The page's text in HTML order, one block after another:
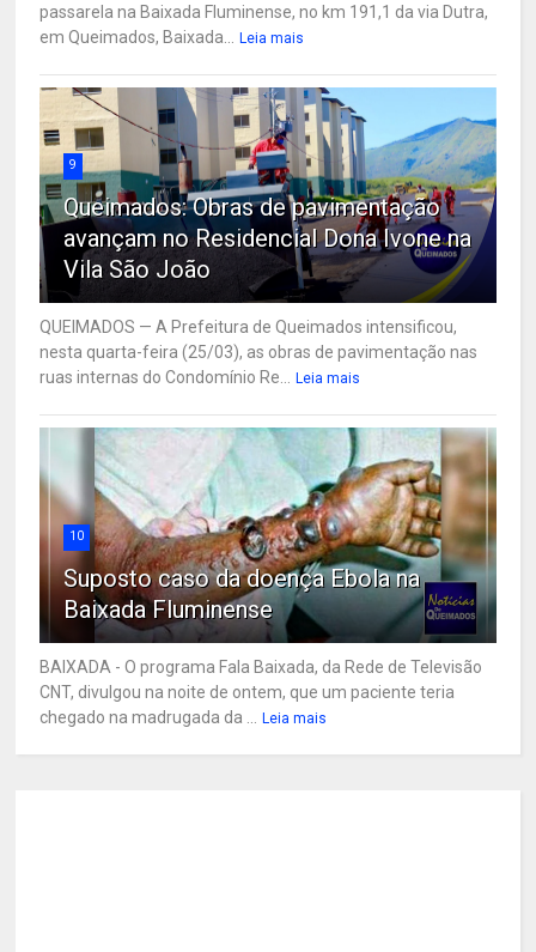
passarela na Baixada Fluminense, no km 191,1 da via Dutra,
em Queimados, Baixada...
Leia mais
9
Queimados: Obras de pavimentação
avançam no Residencial Dona Ivone na
Vila São João
QUEIMADOS — A Prefeitura de Queimados intensificou,
nesta quarta-feira (25/03), as obras de pavimentação nas
ruas internas do Condomínio Re...
Leia mais
10
Suposto caso da doença Ebola na
Baixada Fluminense
BAIXADA - O programa Fala Baixada, da Rede de Televisão
CNT, divulgou na noite de ontem, que um paciente teria
chegado na madrugada da ...
Leia mais